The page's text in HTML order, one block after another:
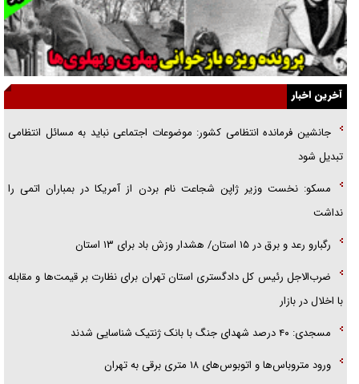
نسلی که آنلاین الگو می‌گیرد
گفت‌وگو با آیت‌الله جاودان/ جفای مخالفان مکانت معنوی رهبر شهید را
ارتقا می‌داد
راننده مست به قانون می‌خندد
همه آقای دوربینی شده‌ایم!
آیا مقاومت فلسطین خلع‌سلاح می‌شود؟
آخرین اخبار
جانشین فرمانده انتظامی کشور: موضوعات اجتماعی نباید به مسائل انتظامی
تبدیل شود
مسکو: نخست وزیر ژاپن شجاعت نام بردن از آمریکا در بمباران اتمی را
نداشت
رگبارو رعد و برق در ۱۵ استان/ هشدار وزش باد برای ۱۳ استان‌
ضرب‌الاجل رئیس کل دادگستری استان تهران برای نظارت بر قیمت‌ها و مقابله
با اخلال در بازار
مسجدی: ۴۰ درصد شهدای جنگ با بانک ژنتیک شناسایی شدند
ورود متروباس‌ها و اتوبوس‌های ۱۸ متری برقی به تهران